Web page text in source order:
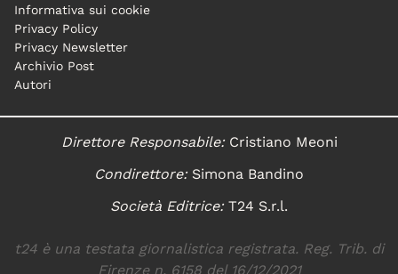
Informativa sui cookie
Privacy Policy
Privacy Newsletter
Archivio Post
Autori
Direttore Responsabile:Cristiano Meoni
Condirettore:Simona Bandino
Società Editrice:T24 S.r.l.
t24 è una testata giornalistica registrata. Reg. Trib. di
Firenze n. 6158 del 16/12/2021